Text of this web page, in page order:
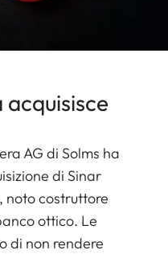
acquisisce
AG di Solms ha
di Sinar
noto costruttore
ottico. Le
di non rendere